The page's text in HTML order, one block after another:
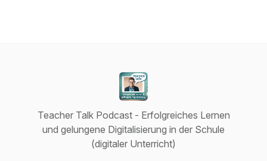
Teacher Talk Podcast - Erfolgreiches Lernen
und gelungene Digitalisierung in der Schule
(digitaler Unterricht)